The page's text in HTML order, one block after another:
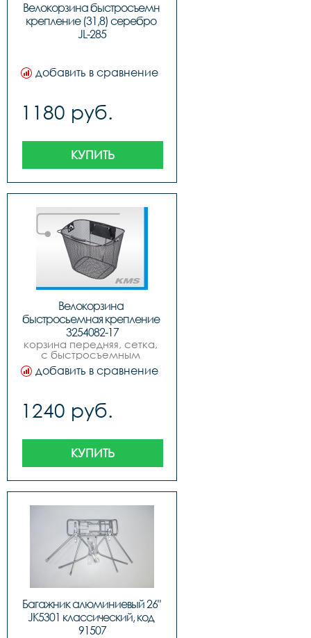
Велокорзина быстросъемн
крепление (31,8) серебро
JL-285
добавить в сравнение
1180 руб.
КУПИТЬ
Велокорзина
быстросьемная крепление
3254082-17
корзина передняя, сетка,
с быстросъемным
креплением, с ручкой,
new model.
добавить в сравнение
1240 руб.
КУПИТЬ
Багажник алюминиевый 26"
JK5301 классический, код
91507